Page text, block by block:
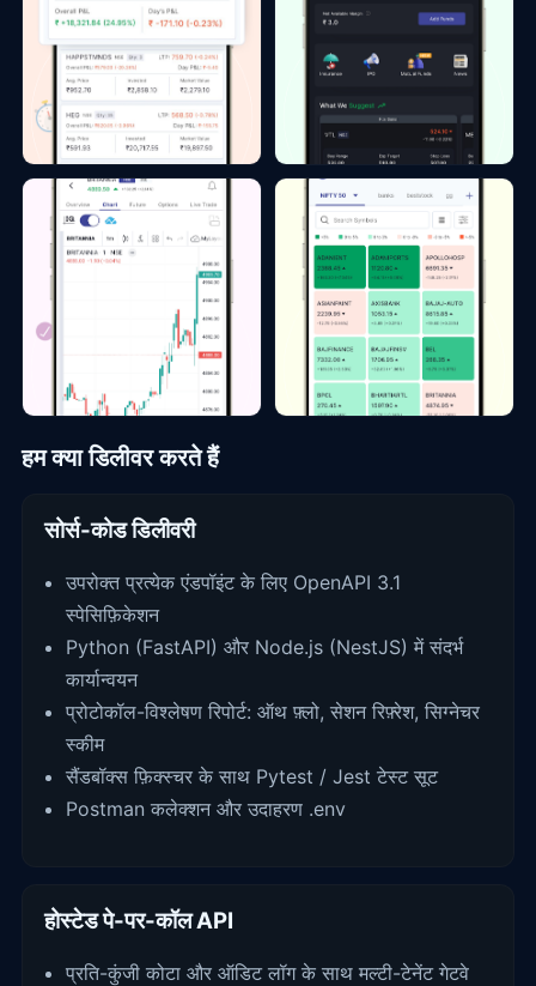
हम क्या डिलीवर करते हैं
सोर्स-कोड डिलीवरी
उपरोक्त प्रत्येक एंडपॉइंट के लिए OpenAPI 3.1
स्पेसिफ़िकेशन
Python (FastAPI) और Node.js (NestJS) में संदर्भ
कार्यान्वयन
प्रोटोकॉल-विश्लेषण रिपोर्ट: ऑथ फ़्लो, सेशन रिफ़्रेश, सिग्नेचर
स्कीम
सैंडबॉक्स फ़िक्स्चर के साथ Pytest / Jest टेस्ट सूट
Postman कलेक्शन और उदाहरण .env
होस्टेड पे-पर-कॉल API
प्रति-कुंजी कोटा और ऑडिट लॉग के साथ मल्टी-टेनेंट गेटवे